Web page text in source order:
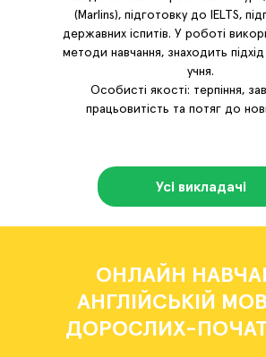
(Marlins), підготовку до IELTS,
державних іспитів. У роботі
методи навчання, знаходить
учня.
Особисті якості: терпіння,
працьовитість та потяг до
Усі викладачі
ОНЛАЙН
АНГЛІЙСЬКІЙ
ДОРОСЛИХ-